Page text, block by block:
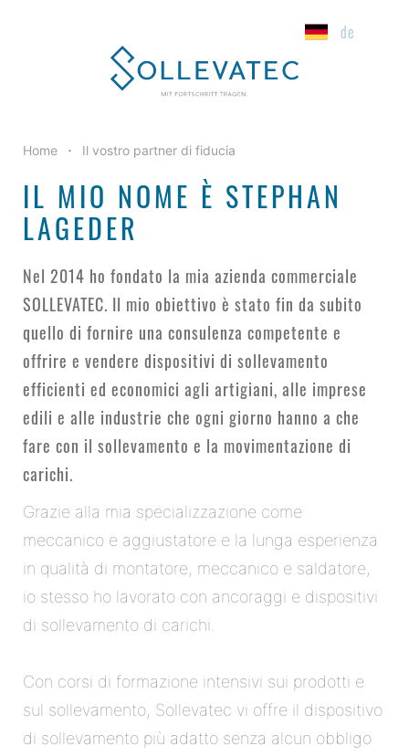
de
Home • Il vostro partner di fiducia
IL MIO NOME È STEPHAN
LAGEDER
Nel 2014 ho fondato la mia azienda commerciale
SOLLEVATEC. Il mio obiettivo è stato fin da subito
quello di fornire una consulenza competente e
offrire e vendere dispositivi di sollevamento
efficienti ed economici agli artigiani, alle imprese
edili e alle industrie che ogni giorno hanno a che
fare con il sollevamento e la movimentazione di
carichi.
Grazie alla mia specializzazione come
meccanico e aggiustatore e la lunga esperienza
in qualità di montatore, meccanico e saldatore,
io stesso ho lavorato con ancoraggi e dispositivi
di sollevamento di carichi.
Con corsi di formazione intensivi sui prodotti e
sul sollevamento, Sollevatec vi offre il dispositivo
di sollevamento più adatto senza alcun obbligo